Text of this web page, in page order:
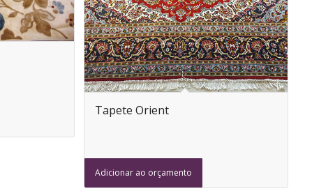
Tapete Orient
Adicionar ao orçamento